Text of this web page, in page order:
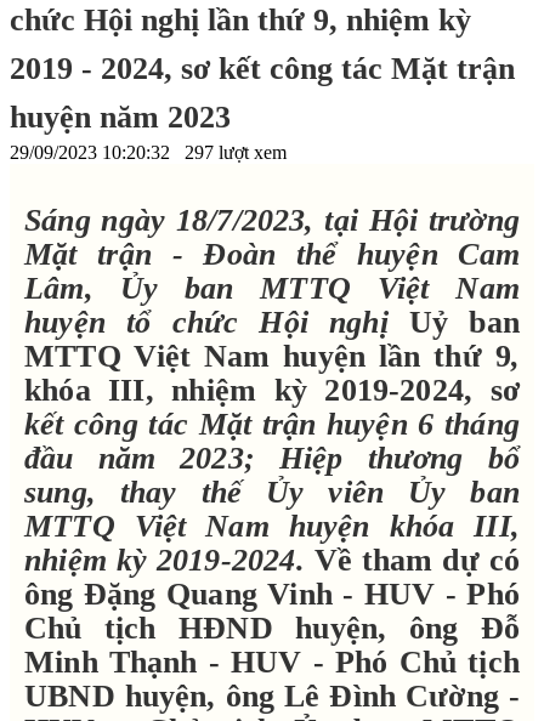
chức Hội nghị lần thứ 9, nhiệm kỳ
2019 - 2024, sơ kết công tác Mặt trận
huyện năm 2023
29/09/2023 10:20:32 297 lượt xem
Sángngày 18/7/2023, tại Hội trường
Mặt trận - Đoàn thể huyện Cam
Lâm, Ủy ban MTTQ Việt Nam
huyện tổ chứcHội nghị Uỷ ban
MTTQ Việt Nam huyện lần thứ 9,
khóa III, nhiệm kỳ 2019-2024, sơ
kết công tác Mặt trận huyện 6 tháng
đầu năm 2023; Hiệp thương bổ
sung, thay thế Ủy viên Ủy ban
MTTQ Việt Nam huyện khóa III,
nhiệm kỳ 2019-2024. Về tham dự có
ông Đặng Quang Vinh - HUV - Phó
Chủ tịch HĐND huyện, ông Đỗ
Minh Thạnh - HUV - Phó Chủ tịch
UBND huyện, ông Lê Đình Cường -